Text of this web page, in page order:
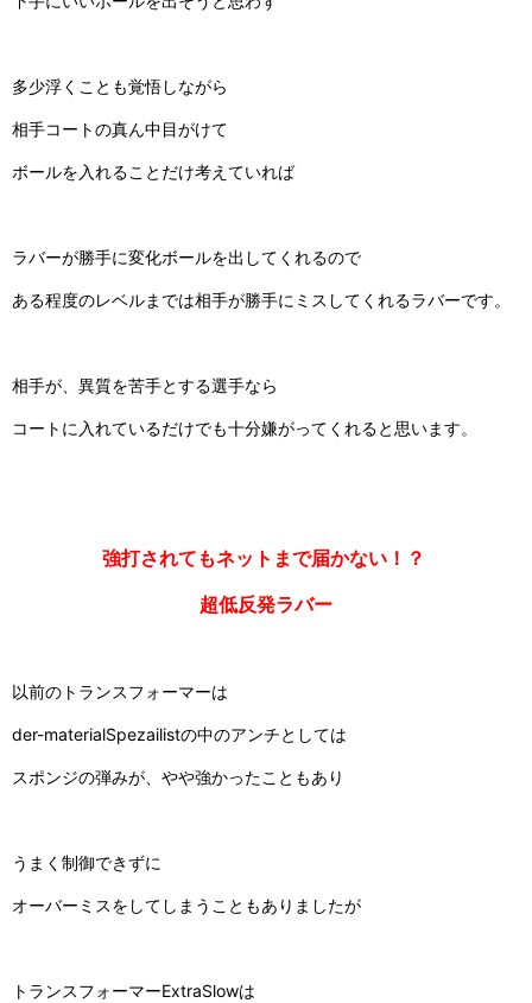
多少浮くことも覚悟しながら
相手コートの真ん中目がけて
ボールを入れることだけ考えていれば
ラバーが勝手に変化ボールを出してくれるので
ある程度のレベルまでは相手が勝手にミスしてくれるラバーです。
相手が、異質を苦手とする選手なら
コートに入れているだけでも十分嫌がってくれると思います。
強打されてもネットまで届かない！？
超低反発ラバー
以前のトランスフォーマーは
der-materialSpezailistの中のアンチとしては
スポンジの弾みが、やや強かったこともあり
うまく制御できずに
オーバーミスをしてしまうこともありましたが
トランスフォーマーExtraSlowは